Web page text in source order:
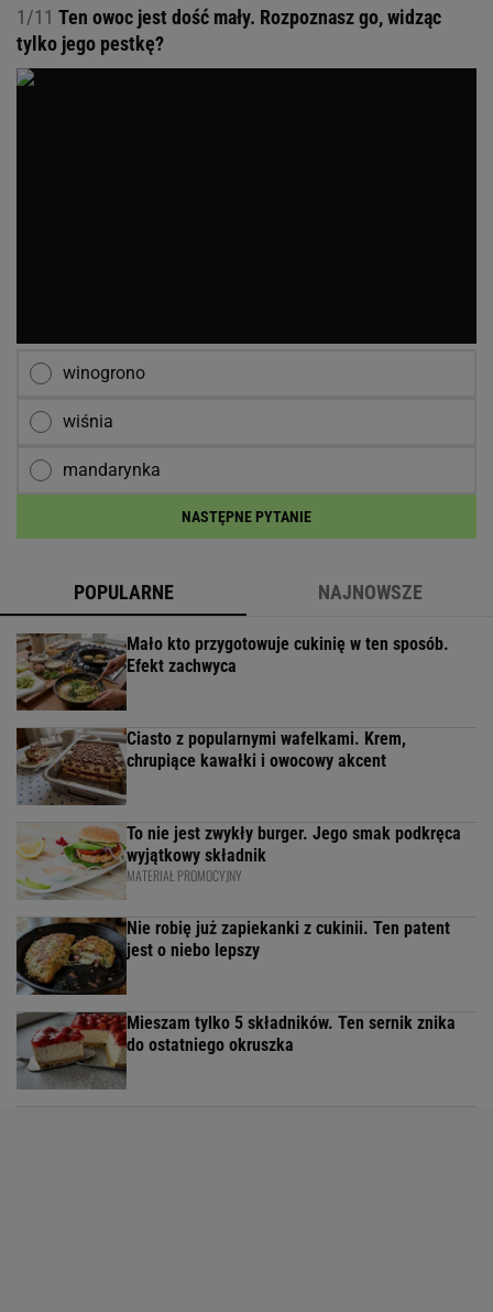
1/11 Ten owoc jest dość mały. Rozpoznasz go, widząc
tylko jego pestkę?
winogrono
wiśnia
mandarynka
NASTĘPNE PYTANIE
POPULARNE NAJNOWSZE
Mało kto przygotowuje cukinię w ten sposób.
Efekt zachwyca
Ciasto z popularnymi wafelkami. Krem,
chrupiące kawałki i owocowy akcent
To nie jest zwykły burger. Jego smak podkręca
wyjątkowy składnik
MATERIAŁ PROMOCYJNY
Nie robię już zapiekanki z cukinii. Ten patent
jest o niebo lepszy
Mieszam tylko 5 składników. Ten sernik znika
do ostatniego okruszka